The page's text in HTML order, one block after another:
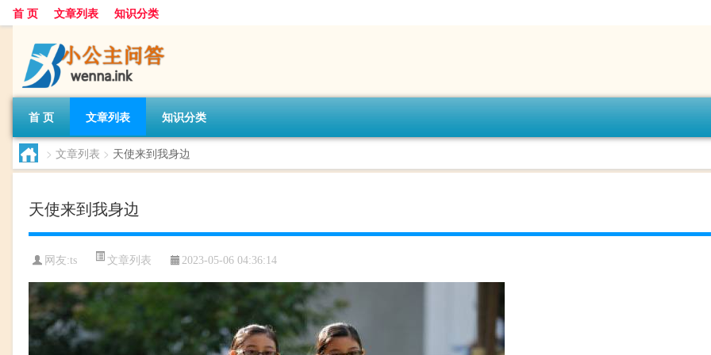
首 页 文章列表 知识分类
首 页 文章列表 知识分类
> 文章列表 > 天使来到我身边
天使来到我身边
网友:ts 文章列表 2023-05-06 04:36:14